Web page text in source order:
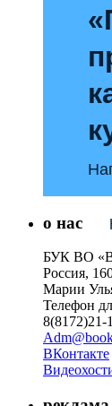
о нас
БУК ВО
Россия,
Марии
Телефон
8(8172)21-
ВКонтакте